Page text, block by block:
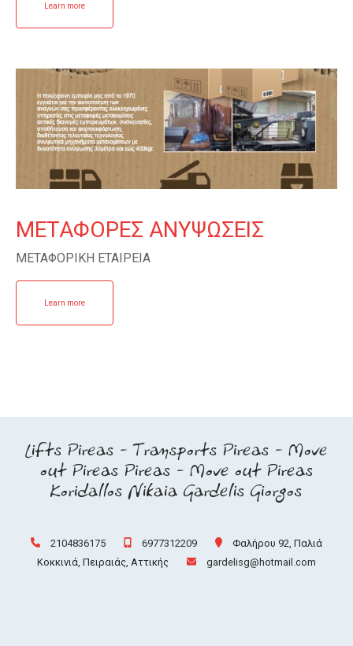
Learn more
ΜΕΤΑΦΟΡΕΣ ΑΝΥΨΩΣΕΙΣ
ΜΕΤΑΦΟΡΙΚΗ ΕΤΑΙΡΕΙΑ
Learn more
2104836175 6977312209
Φαλήρου 92, Παλιά
Κοκκινιά, Πειραιάς, Αττικής
gardelisg@hotmail.com
Lifts Pireas - Transports Pireas - Move
out Pireas Pireas - Move out Pireas
Koridallos Nikaia Gardelis Giorgos